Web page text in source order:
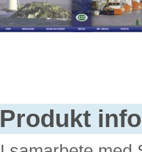
Produkt